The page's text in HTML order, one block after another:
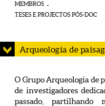
MEMBROS
TESES E PROJECTOS PÓS-DOC
Arqueologia de
O Grupo Arqueologia de
de investigadores
passado, partilhando